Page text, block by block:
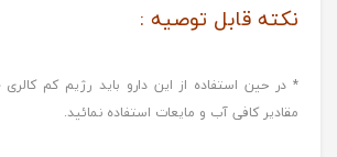
نکته قابل توصیه :
* در حین استفاده از این دارو باید رژیم کم
مقادیر کافی آب و مایعات استفاده نمائید.